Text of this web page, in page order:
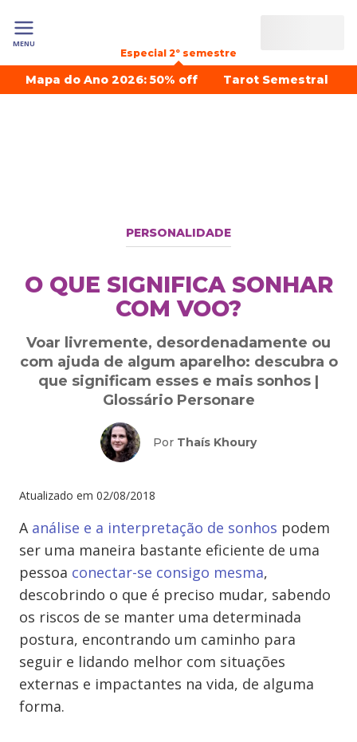
MENU
Especial 2º semestre
Mapa do Ano 2026: 50% off Tarot Semestral
PERSONALIDADE
O QUE SIGNIFICA SONHAR
COM VOO?
Voar livremente, desordenadamente ou
com ajuda de algum aparelho: descubra o
que significam esses e mais sonhos |
Glossário Personare
Por Thaís Khoury
Atualizado em 02/08/2018
A análise e a interpretação de sonhos podem
ser uma maneira bastante eficiente de uma
pessoa conectar-se consigo mesma,
descobrindo o que é preciso mudar, sabendo
os riscos de se manter uma determinada
postura, encontrando um caminho para
seguir e lidando melhor com situações
externas e impactantes na vida, de alguma
forma.